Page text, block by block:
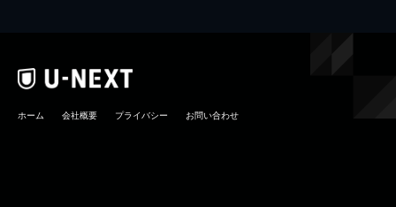
ホーム 会社概要 プライバシー お問い合わせ